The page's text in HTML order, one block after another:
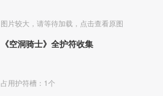
图片较大，请等待加载，点击查看原图
《空洞骑士》全护符收集
占用护符槽：1个